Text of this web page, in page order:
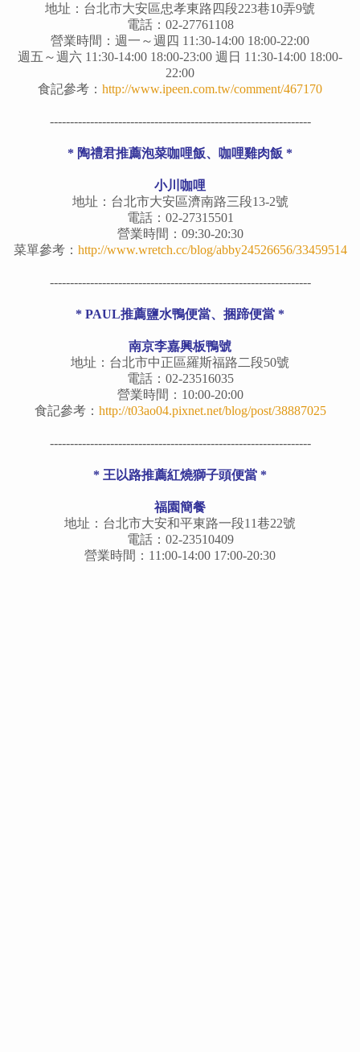
地址：台北市大安區忠孝東路四段223巷10弄9號
電話：02-27761108
營業時間：週一～週四 11:30-14:00 18:00-22:00
週五～週六 11:30-14:00 18:00-23:00 週日 11:30-14:00 18:00-
22:00
食記參考： http://www.ipeen.com.tw/comment/467170
-----------------------------------------------------------------
* 陶禮君推薦泡菜咖哩飯、咖哩雞肉飯 *
小川咖哩
地址：台北市大安區濟南路三段13-2號
電話：02-27315501
營業時間：09:30-20:30
菜單參考： http://www.wretch.cc/blog/abby24526656/33459514
-----------------------------------------------------------------
* PAUL推薦鹽水鴨便當、捆蹄便當 *
南京李嘉興板鴨號
地址：台北市中正區羅斯福路二段50號
電話：02-23516035
營業時間：10:00-20:00
食記參考： http://t03ao04.pixnet.net/blog/post/38887025
-----------------------------------------------------------------
* 王以路推薦紅燒獅子頭便當 *
福園簡餐
地址：台北市大安和平東路一段11巷22號
電話：02-23510409
營業時間：11:00-14:00 17:00-20:30